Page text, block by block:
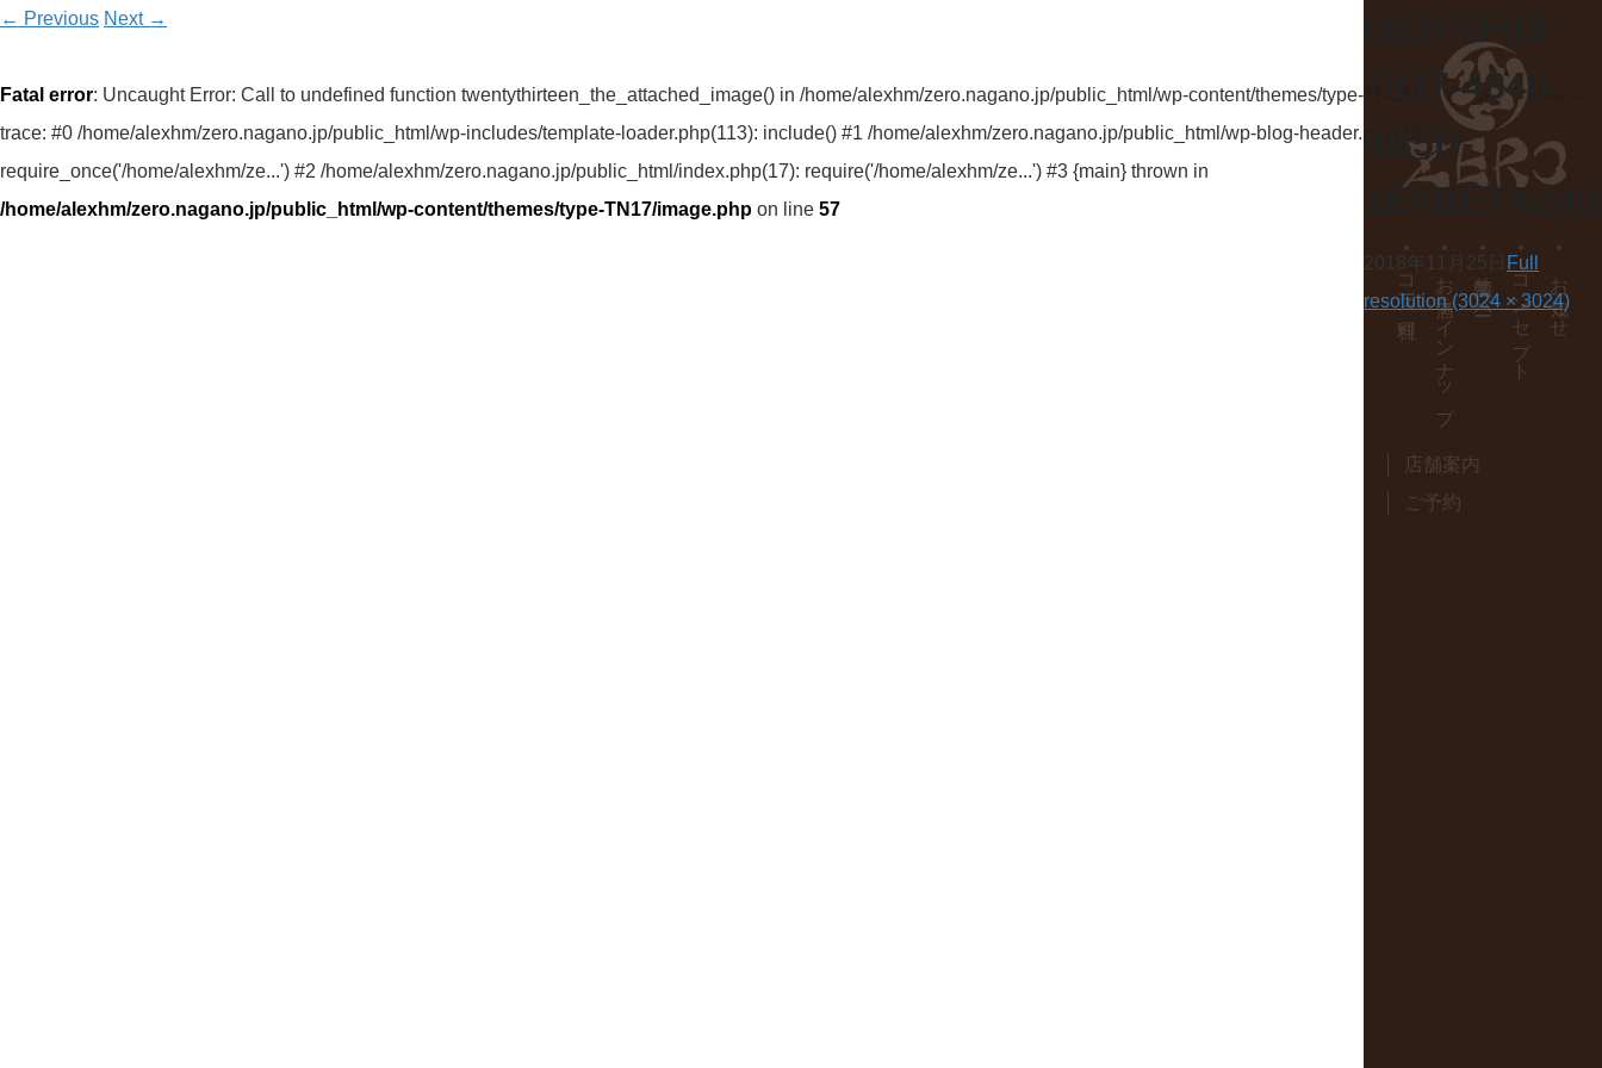
お知らせ
コンセプト
生酒サーバー
お酒ラインナップ
コース料理
店舗案内
ご予約
7837-4840-
8B5D-
2018年11月25日
Full
resolution (3024 × 3024)
← Previous Next →
Fatal error: Uncaught Error: Call to undefined function twentythirteen_the_attached_image() in /home/alexhm/zero.nagano.jp/public_html/wp-content/themes/type-TN17/image.php:57 Stack
trace: #0 /home/alexhm/zero.nagano.jp/public_html/wp-includes/template-loader.php(113): include() #1 /home/alexhm/zero.nagano.jp/public_html/wp-blog-header.php(19):
require_once('/home/alexhm/ze...') #2 /home/alexhm/zero.nagano.jp/public_html/index.php(17): require('/home/alexhm/ze...') #3 {main} thrown in
/home/alexhm/zero.nagano.jp/public_html/wp-content/themes/type-TN17/image.php on line 57